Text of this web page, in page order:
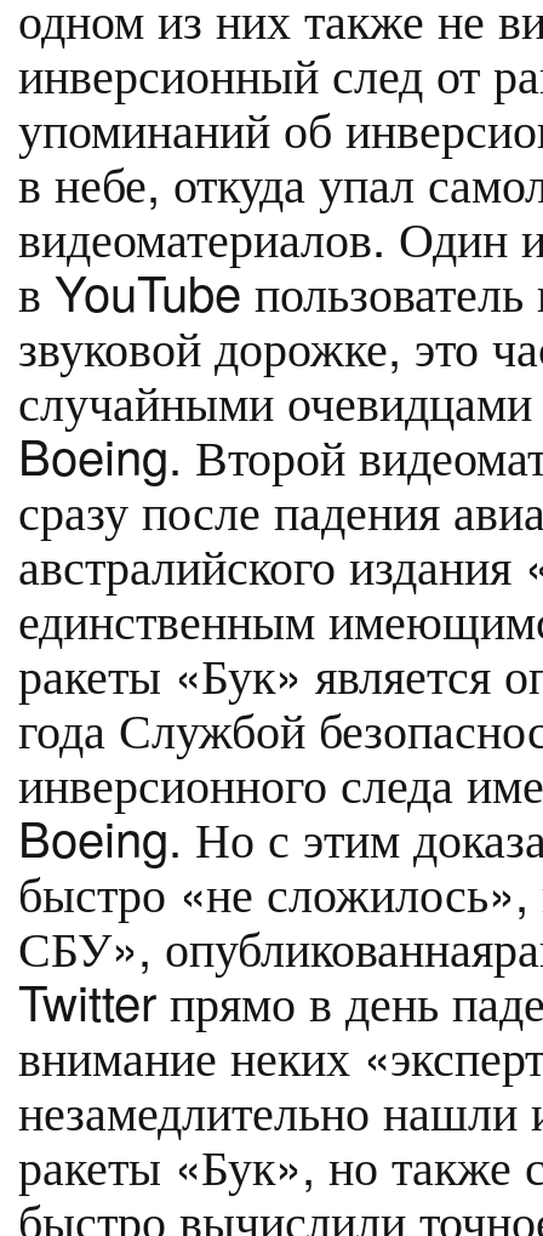
одном из них также не
инверсионный след от
упоминаний об
в небе, откуда упал
видеоматериалов. Один
в YouTube
звуковой дорожке, это
случайными
Boeing. Второй
сразу после падения
австралийского
единственным
ракеты «Бук» является
года Службой
инверсионного следа
Boeing. Но с этим
быстро «не
СБУ»,
Twitter прямо в день
внимание неких
незамедлительно нашли
ракеты «Бук», но также
быстро вычислили